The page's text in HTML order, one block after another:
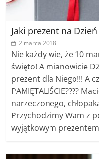
Jaki prezent na
2 marca 2018
Nie każdy wie, że 10
święto! A mianowicie
prezent dla Niego!!! A
PAMIĘTALIŚCIE????
narzeczonego,
Przychodzimy Wam z
wyjątkowym